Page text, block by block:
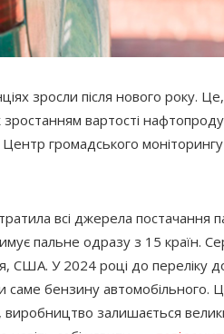
зросли після нового року.
вартості
Центр громадського
всі джерела постачання
пальне одразу з 15 країн.
США. У 2024 році до переліку
саме бензину автомобільного.
залишається